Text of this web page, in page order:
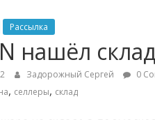
Рассылка
нашёл
Задорожный Сергей 0
, селлеры, склад